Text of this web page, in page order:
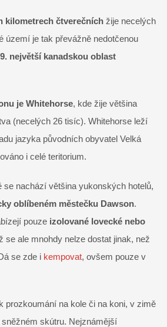
kilometrech čtverečních žije necelých
území je tak převážně nedotčenou
největší kanadskou oblast
je Whitehorse, kde žije většina
(necelých 26 tisíc). Whitehorse leží
jazyka původních obyvatel Velká
i celé teritorium.
se nachází většina yukonských hotelů,
oblíbeném městečku Dawson.
pouze izolované lovecké nebo
se ale mnohdy nelze dostat jinak, než
se zde i kempovat, ovšem pouze v
prozkoumání na kole či na koni, v zimě
skútru. Nejznámější